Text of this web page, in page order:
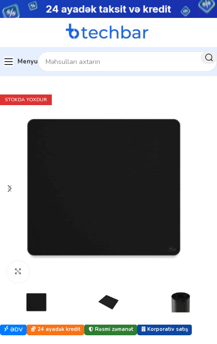
Menyu
Ev Kompüter aksesuarları Mouse Pad
STOKDA YOXDUR
ƏDV 24 ayadək kredit Rəsmi zəmanət Korporativ satış